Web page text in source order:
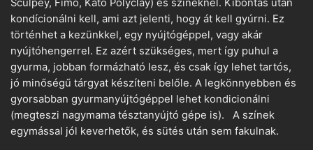
Sculpey, Fimo, Kato Polyclay) és színeknél. Kibontás után
kondícionálni kell, ami azt jelenti, hogy át kell gyúrni. Ez
történhet a kezünkkel, egy nyújtógéppel, vagy akár
nyújtóhengerrel. Ez azért szükséges, mert így puhul a
gyurma, jobban formázható lesz, és csak így lehet tartós,
jó minőségű tárgyat készíteni belőle. A legkönnyebben és
gyorsabban gyurmanyújtógéppel lehet kondicionálni
(megteszi nagymama tésztanyújtó gépe is). A színek
egymással jól keverhetők, és sütés után sem fakulnak.